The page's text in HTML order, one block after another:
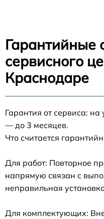
Гарантийные
сервисного
Краснодаре
Гарантия от сервиса:
— до 3 месяцев.
Что считается
Для работ: Повторное
напрямую связан с
неправильная
Для комплектующих: